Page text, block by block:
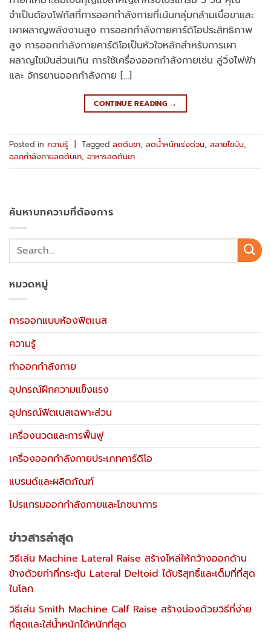
จำเป็นต้องโฟกัสที่การออกกำลังกายที่เน้นกลุ่มกล้ามเนื้อขาและ
เผาผลาญพลังงานสูง การออกกำลังกายคาร์ดิโอประสิทธิภาพ
สูง การออกกำลังกายคาร์ดิโอเป็นหัวใจหลักสำหรับการเผา
ผลาญไขมันส่วนเกิน การใช้เครื่องออกกำลังกายเช่น ลู่วิ่งไฟฟ้า
และ จักรยานออกกำลังกาย […]
CONTINUE READING →
Posted in ความรู้ Tagged ลดต้นขา, ลดน้ำหนักเร่งด่วน, สลายไขมัน,
ออกกำลังกายลดต้นขา, อาหารลดต้นขา
ค้นหาบทความที่ต้องการ
หมวดหมู่
การออกแบบห้องฟิตเนส
ความรู้
ท่าออกกำลังกาย
อุปกรณ์ฝึกความแข็งแรง
อุปกรณ์ฟิตเนสเฉพาะส่วน
เครื่องนวดและการฟื้นฟู
เครื่องออกกำลังกายประเภทคาร์ดิโอ
แบรนด์และผลิตภัณฑ์
โปรแกรมออกกำลังกายและโภชนาการ
ข่าวสารล่าสุด
วิธีเล่น Machine Lateral Raise สร้างไหล่ให้กว้างออกด้าน
ข้างด้วยท่าที่กระตุ้น Lateral Deltoid ได้บริสุทธิ์และเต็มที่ที่สุด
ในโลก
วิธีเล่น Smith Machine Calf Raise สร้างน่องด้วยวิธีที่ง่าย
ที่สุดและใส่น้ำหนักได้หนักที่สุด